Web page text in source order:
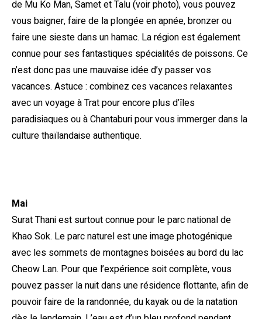
de Mu Ko Man, Samet et Talu (voir photo), vous pouvez
vous baigner, faire de la plongée en apnée, bronzer ou
faire une sieste dans un hamac. La région est également
connue pour ses fantastiques spécialités de poissons. Ce
n’est donc pas une mauvaise idée d’y passer vos
vacances. Astuce : combinez ces vacances relaxantes
avec un voyage à Trat pour encore plus d’îles
paradisiaques ou à Chantaburi pour vous immerger dans la
culture thaïlandaise authentique.
Mai
Surat Thani est surtout connue pour le parc national de
Khao Sok. Le parc naturel est une image photogénique
avec les sommets de montagnes boisées au bord du lac
Cheow Lan. Pour que l’expérience soit complète, vous
pouvez passer la nuit dans une résidence flottante, afin de
pouvoir faire de la randonnée, du kayak ou de la natation